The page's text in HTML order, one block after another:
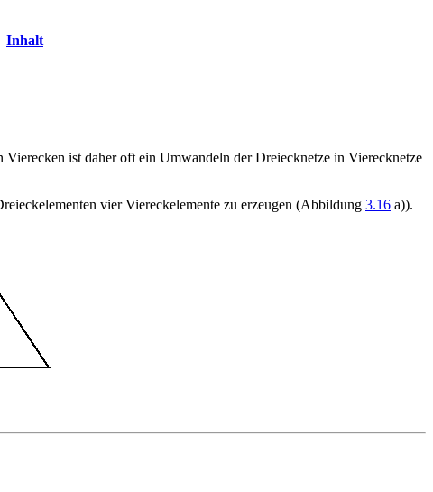
Inhalt
ist daher oft ein Umwandeln der Dreiecknetze in Vierecknetze
vier Viereckelemente zu erzeugen (Abbildung 3.16 a)).